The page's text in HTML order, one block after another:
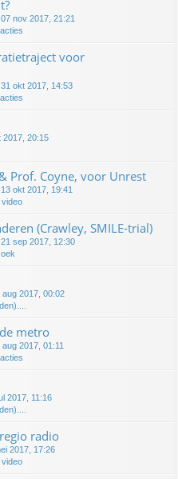
07 nov 2017, 21:21
voor
31 okt 2017, 14:53
2017, 20:15
Prof. Coyne, voor Unrest
13 okt 2017, 19:41
video
(Crawley, SMILE-trial)
21 sep 2017, 12:30
aug 2017, 00:02
metro
aug 2017, 01:11
2017, 11:16
radio
2017, 17:26
video